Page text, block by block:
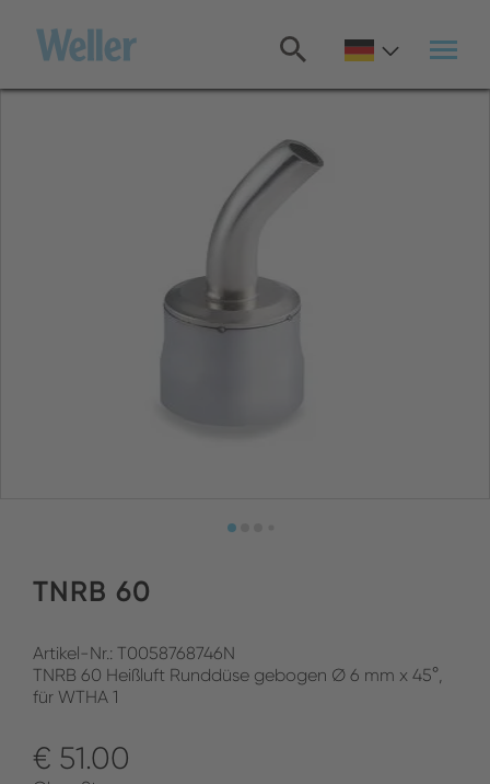
Hauptinhalt
TNRB 60
Artikel-Nr.: T0058768746N
TNRB 60 Heißluft Runddüse gebogen Ø 6 mm x 45°,
für WTHA 1
€ 51.00